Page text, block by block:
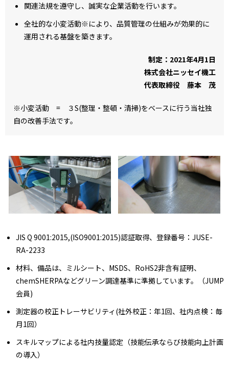
関連法規を遵守し、誠実な企業活動を行います。
全社的な小変活動※により、品質管理の仕組みが効果的に
運用される基盤を築きます。
制定：2021年4月1日
株式会社ニッセイ機工
代表取締役 藤本 茂
※小変活動 = ３S(整理・整頓・清掃)をベースに行う当社独
自の改善手法です。
JIS Q 9001:2015,(ISO9001:2015)認証取得、登録番号：JUSE-
RA-2233
材料、備品は、ミルシート、MSDS、RoHS2非含有証明、
chemSHERPAなどグリーン調達基準に準拠しています。（JUMP
会員)
測定器の校正トレーサビリティ(社外校正：年1回、社内点検：毎
月1回）
スキルマップによる社内技量認定（技能伝承ならび技能向上計画
の導入）